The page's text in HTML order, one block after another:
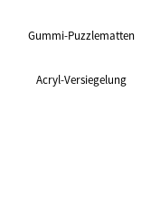
Gummi-Puzzlematten
Acryl-Versiegelung